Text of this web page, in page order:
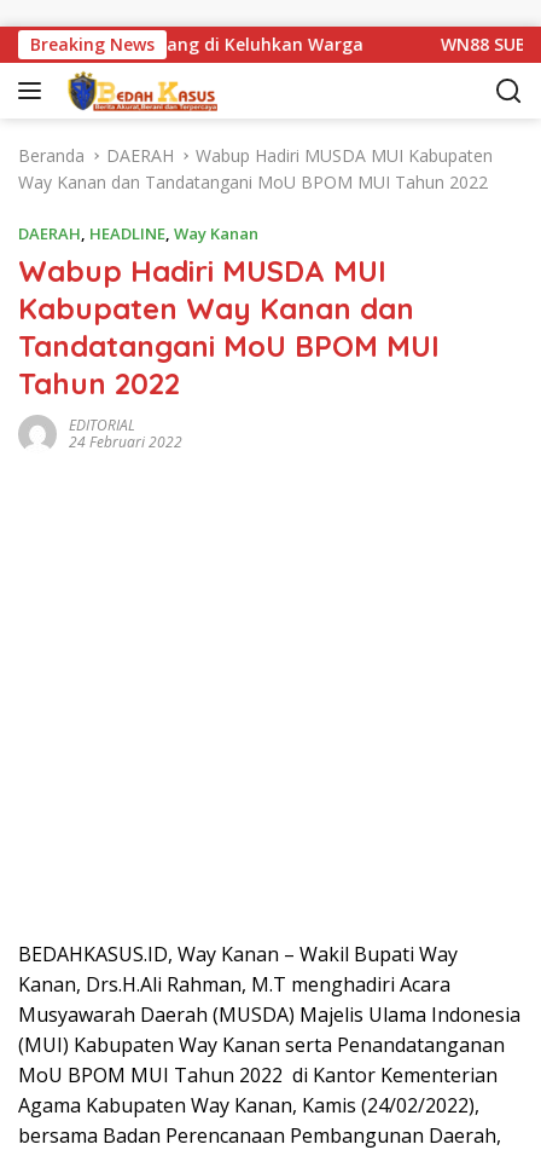
Breaking News
1 Basarang di Keluhkan Warga WN88 SUB UNIT
Beranda DAERAH
Wabup Hadiri MUSDA MUI Kabupaten
Way Kanan dan Tandatangani MoU BPOM MUI Tahun 2022
DAERAH, HEADLINE, Way Kanan
Wabup Hadiri MUSDA MUI
Kabupaten Way Kanan dan
Tandatangani MoU BPOM MUI
Tahun 2022
EDITORIAL
24 Februari 2022
BEDAHKASUS.ID, Way Kanan – Wakil Bupati Way
Kanan, Drs.H.Ali Rahman, M.T menghadiri Acara
Musyawarah Daerah (MUSDA) Majelis Ulama Indonesia
(MUI) Kabupaten Way Kanan serta Penandatanganan
MoU BPOM MUI Tahun 2022 di Kantor Kementerian
Agama Kabupaten Way Kanan, Kamis (24/02/2022),
bersama Badan Perencanaan Pembangunan Daerah,